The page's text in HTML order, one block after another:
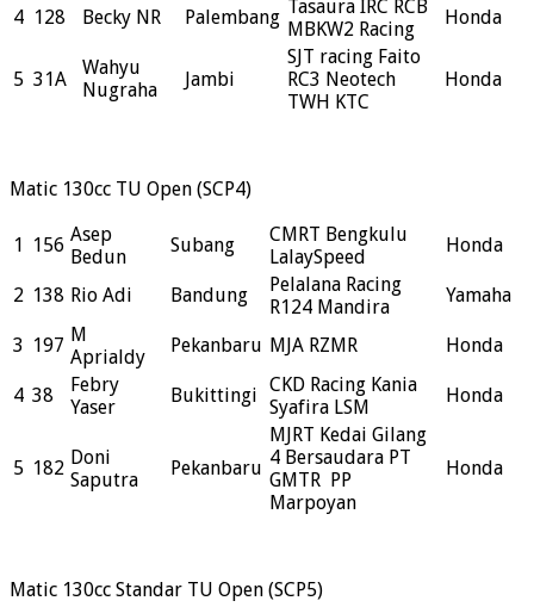
4 128 Becky NR Palembang Tasaura IRC RCB
MBKW2 Racing
Honda
5 31A
Wahyu
Nugraha
Jambi
SJT racing Faito
RC3 Neotech
TWH KTC
Honda
Matic 130cc TU Open (SCP4)
1 156 Asep
Bedun
Subang
CMRT Bengkulu
LalaySpeed
Honda
2 138 Rio Adi Bandung
Pelalana Racing
R124 Mandira
Yamaha
3 197 M
Aprialdy
Pekanbaru MJA RZMR Honda
4 38
Febry
Yaser
Bukittingi CKD Racing Kania
Syafira LSM
Honda
5 182 Doni
Saputra
Pekanbaru
MJRT Kedai Gilang
4 Bersaudara PT
GMTR PP
Marpoyan
Honda
Matic 130cc Standar TU Open (SCP5)